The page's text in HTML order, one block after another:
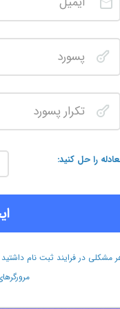
را حل کنید